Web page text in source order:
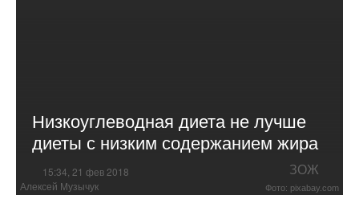
Низкоуглеводная диета не лучше
диеты с низким содержанием жира
15:34, 21 фев 2018 ЗОЖ
Алексей Музычук Фото: pixabay.com